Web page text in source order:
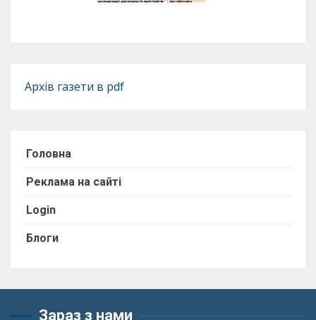
Архів газети в pdf
Головна
Реклама на сайті
Login
Блоги
Зараз з нами